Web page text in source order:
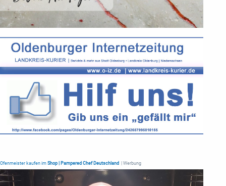
Ofenmeister kaufen im Shop | Pampered Chef Deutschland | Werbung